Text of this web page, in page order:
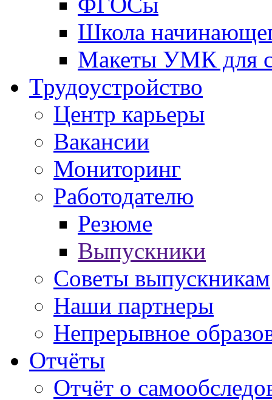
Школа
Макеты УМК для
Трудоустройство
Центр карьеры
Вакансии
Мониторинг
Работодателю
Резюме
Выпускники
Советы выпускникам
Наши партнеры
Непрерывное
Отчёты
Отчёт о